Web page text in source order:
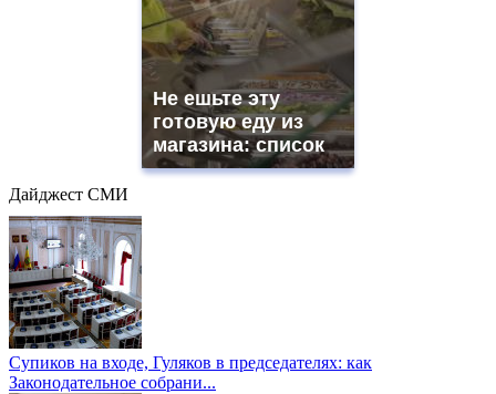
Не ешьте эту
готовую еду из
магазина: список
Дайджест СМИ
Супиков на входе, Гуляков в председателях: как
Законодательное собрани...